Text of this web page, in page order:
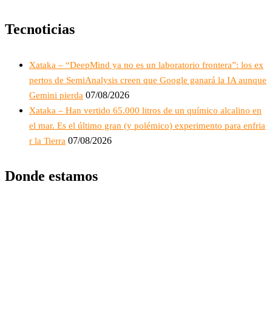
Tecnoticias
Xataka – “DeepMind ya no es un laboratorio frontera”: los ex
pertos de SemiAnalysis creen que Google ganará la IA aunque
Gemini pierda 07/08/2026
Xataka – Han vertido 65.000 litros de un químico alcalino en
el mar. Es el último gran (y polémico) experimento para enfria
r la Tierra 07/08/2026
Donde estamos